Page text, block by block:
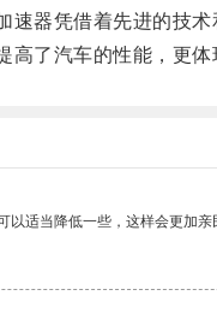
器凭借着先进的技术
了汽车的性能，更体
适当降低一些，这样会更加亲